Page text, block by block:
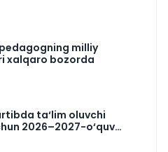
milliy
xalqaro bozorda
ta‘lim oluvchi
2026–2027-o‘quv